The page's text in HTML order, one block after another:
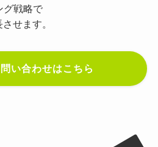
グ戦略で
せます。
い合わせはこちら